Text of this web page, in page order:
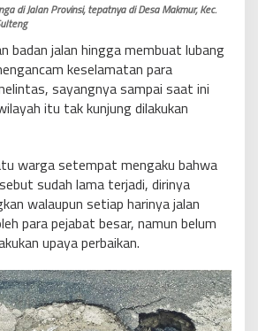
di Jalan Provinsi, tepatnya di Desa Makmur, Kec.
badan jalan hingga membuat lubang
keselamatan para
sayangnya sampai saat ini
itu tak kunjung dilakukan
warga setempat mengaku bahwa
sudah lama terjadi, dirinya
walaupun setiap harinya jalan
para pejabat besar, namun belum
upaya perbaikan.